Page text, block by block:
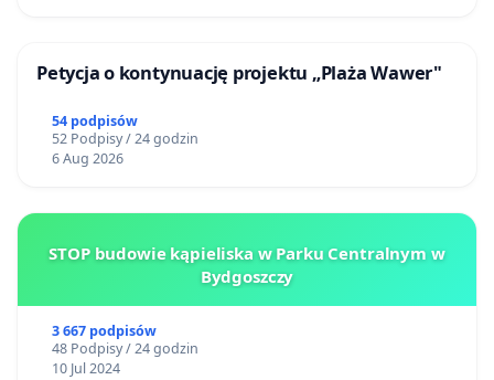
Petycja o kontynuację projektu „Plaża Wawer"
54 podpisów
52 Podpisy / 24 godzin
6 Aug 2026
STOP budowie kąpieliska w Parku Centralnym w
Bydgoszczy
3 667 podpisów
48 Podpisy / 24 godzin
10 Jul 2024